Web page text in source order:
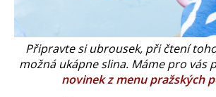
Připravte si ubrousek, při čtení
možná ukápne slina. Máme pro vás
novinek z menu pražských